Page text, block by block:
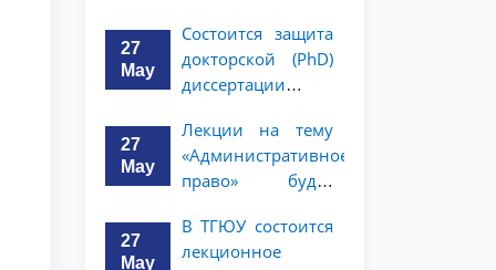
пропаганды
«Молодежь —
юристы»
27
May
Состоится защита
докторской (PhD)
диссертации
Гайбуллаева
27
May
Лекции на тему
«Административное
право» будет
Кристиан Шайх
27
May
В ТГЮУ состоится
лекционное
Здравствуйте! Добро пожаловать в
чат приёмной комиссии ТГЮУ.